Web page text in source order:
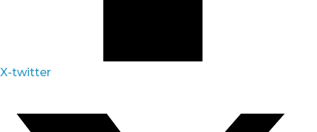
X-twitter